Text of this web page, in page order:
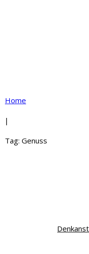
Home
|
Tag: Genuss